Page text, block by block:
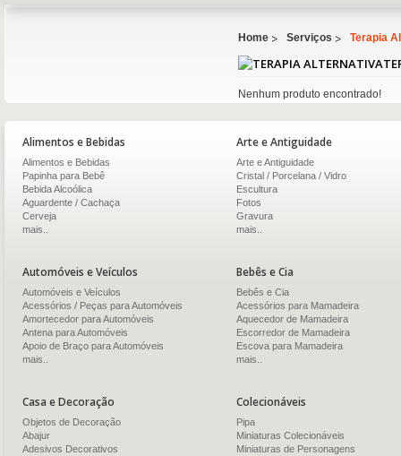
Home Serviços Terapia
Nenhum produto encontrado!
Alimentos e Bebidas
Alimentos e Bebidas
Papinha para Bebê
Bebida Alcoólica
Aguardente / Cachaça
Cerveja
mais..
Arte e Antiguidade
Arte e Antiguidade
Cristal / Porcelana / Vidro
Escultura
Fotos
Gravura
mais..
Automóveis e Veículos
Automóveis e Veículos
Acessórios / Peças para Automóveis
Amortecedor para Automóveis
Antena para Automóveis
Apoio de Braço para Automóveis
mais..
Bebês e Cia
Bebês e Cia
Acessórios para Mamadeira
Aquecedor de Mamadeira
Escorredor de Mamadeira
Escova para Mamadeira
mais..
Casa e Decoração
Objetos de Decoração
Abajur
Adesivos Decorativos
Colecionáveis
Pipa
Miniaturas Colecionáveis
Miniaturas de Personagens